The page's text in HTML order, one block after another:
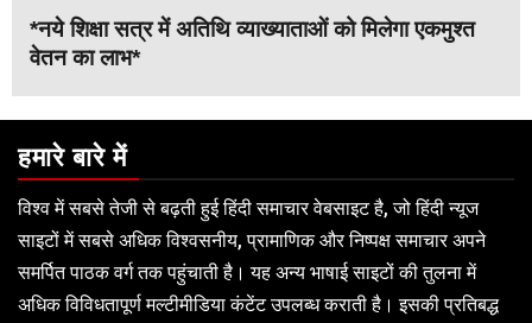
*नये शिक्षा सत्र में अतिथि व्याख्याताओं को मिलेगा एकमुश्त
वेतन का लाभ*
हमारे बारे में
विश्व में सबसे तेजी से बढ़ती हुई हिंदी समाचार वेबसाइट है, जो हिंदी न्यूज
साइटों में सबसे अधिक विश्वसनीय, प्रामाणिक और निष्पक्ष समाचार अपने
समर्पित पाठक वर्ग तक पहुंचाती है। यह अन्य भाषाई साइटों की तुलना में
अधिक विविधतापूर्ण मल्टीमीडिया कंटेंट उपलब्ध कराती है। इसकी प्रतिबद्ध